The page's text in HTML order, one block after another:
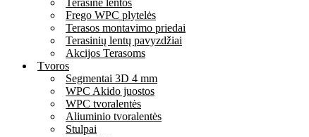
Terasinė lentos
Frego WPC plytelės
Terasos montavimo priedai
Terasinių lentų pavyzdžiai
Akcijos Terasoms
Tvoros
Segmentai 3D 4 mm
WPC Akido juostos
WPC tvoralentės
Aliuminio tvoralentės
Stulpai